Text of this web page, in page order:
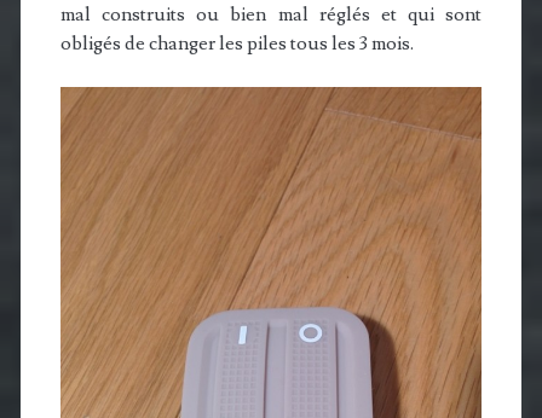
mal construits ou bien mal réglés et qui sont
obligés de changer les piles tous les 3 mois.